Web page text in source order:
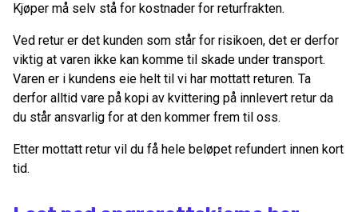
Kjøper må selv stå for kostnader for returfrakten.
Ved retur er det kunden som står for risikoen, det er derfor
viktig at varen ikke kan komme til skade under transport.
Varen er i kundens eie helt til vi har mottatt returen. Ta
derfor alltid vare på kopi av kvittering på innlevert retur da
du står ansvarlig for at den kommer frem til oss.
Etter mottatt retur vil du få hele beløpet refundert innen kort
tid.